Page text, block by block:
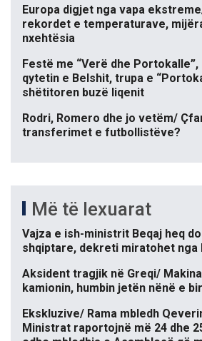
Europa digjet nga vapa
rekordet e temperaturave,
nxehtësia
Festë me “Verë dhe
qytetin e Belshit, trupa e
shëtitoren buzë liqenit
Rodri, Romero dhe jo vetëm/
transferimet e futbollistëve?
Më të lexuarat
Vajza e ish-ministrit Beqaj heq
shqiptare, dekreti miratohet nga
Aksident tragjik në Greqi/
kamionin, humbin jetën nënë e
Ekskluzive/ Rama mbledh
Ministrat raportojnë më 24 dhe